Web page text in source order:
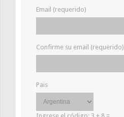
Email (requerido)
Confirme su email (requerido)
Pais